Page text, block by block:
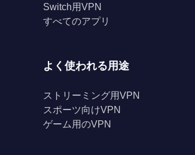
Switch用VPN
すべてのアプリ
よく使われる用途
ストリーミング用VPN
スポーツ向けVPN
ゲーム用のVPN